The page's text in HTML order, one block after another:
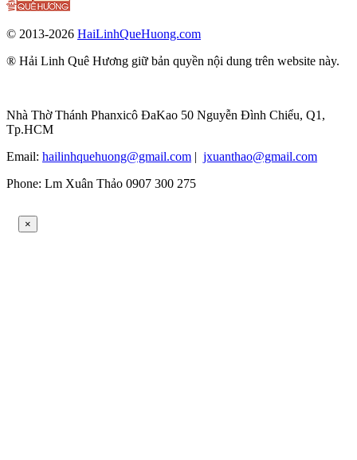
© 2013-2026 HaiLinhQueHuong.com
® Hải Linh Quê Hương giữ bản quyền nội dung trên website này.
Nhà Thờ Thánh Phanxicô ĐaKao 50 Nguyễn Đình Chiểu, Q1,
Tp.HCM
Email: hailinhquehuong@gmail.com | jxuanthao@gmail.com
Phone: Lm Xuân Thảo 0907 300 275
×